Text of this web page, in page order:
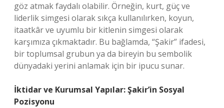
göz atmak faydalı olabilir. Örneğin, kurt, güç ve
liderlik simgesi olarak sıkça kullanılırken, koyun,
itaatkâr ve uyumlu bir kitlenin simgesi olarak
karşımıza çıkmaktadır. Bu bağlamda, “Şakir” ifadesi,
bir toplumsal grubun ya da bireyin bu sembolik
dünyadaki yerini anlamak için bir ipucu sunar.
İktidar ve Kurumsal Yapılar: Şakir’in Sosyal
Pozisyonu